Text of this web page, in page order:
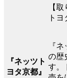
【
ト
『ネッツト
ヨタ京都』
『
の歴
す。